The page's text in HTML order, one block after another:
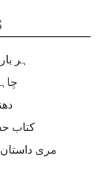
ہر
کتاب
مری داستان